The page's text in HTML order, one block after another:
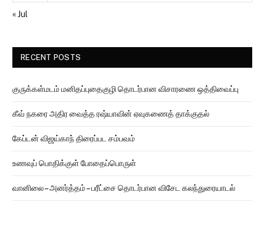
« Jul
RECENT POSTS
குருக்கள்மடம் மனிதப்புதைகுழி தொடர்பான விசாரணை ஒத்திவைப்பு
கீவ் நகரை அதிர வைத்த ரஷ்யாவின் ஏவுகணைத் தாக்குதல்
கேப்டன் விஜய்காந் திரைப்பட சம்பவம்
உணவுப் பொதிக்குள் போதைப்பொருள்
வானிலை – அனர்த்தம் – பரீட்சை தொடர்பான விசேட கலந்துரையாடல்